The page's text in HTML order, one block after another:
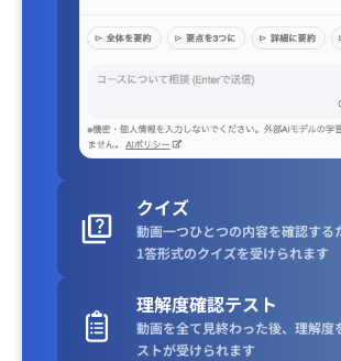
クイズ
動画一つひとつの内容を確認する
1答形式のクイズを受けられます
理解度確認テスト
動画を全て見終わった後、理解度
ストが受けられます